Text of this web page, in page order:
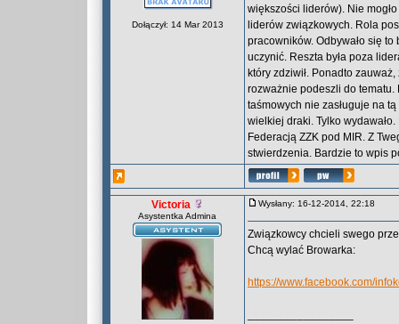
Dołączył: 14 Mar 2013
większości liderów). Nie
liderów związkowych. Rola
pracowników. Odbywało się
uczynić. Reszta była poza
który zdziwił. Ponadto
rozważnie podeszli do tematu.
taśmowych nie zasługuje na
wielkiej draki. Tylko
Federacją ZZK pod MIR. Z
stwierdzenia. Bardzie to wpis
Victoria
Asystentka Admina
Wysłany: 16-12-2014, 22:18
Związkowcy chcieli swego
Chcą wylać Browarka:
https://www.facebook.com/